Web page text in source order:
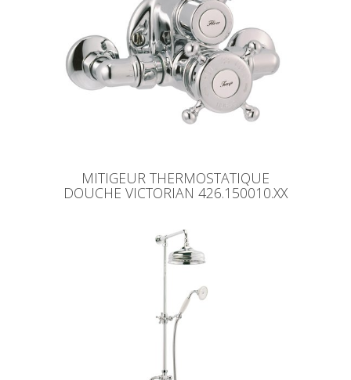
MITIGEUR THERMOSTATIQUE
DOUCHE VICTORIAN 426.150010.XX